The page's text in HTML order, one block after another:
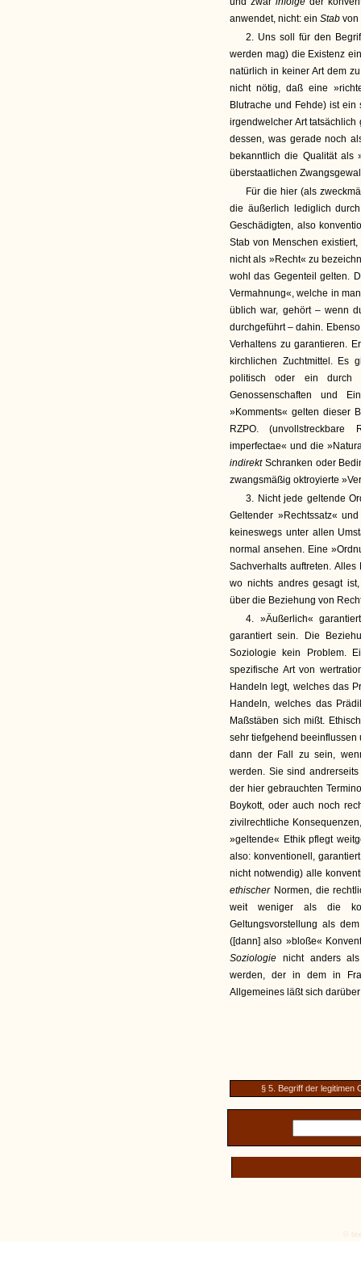
anwendet, nicht: ein Stab von
2. Uns soll für den
werden mag) die Existenz
natürlich in keiner Art dem
nicht nötig, daß eine
Blutrache und Fehde) ist
irgendwelcher Art
dessen, was gerade noch
bekanntlich die Qualität als
überstaatlichen
Für die hier (als
die äußerlich lediglich
Geschädigten, also
Stab von Menschen
nicht als »Recht« zu
wohl das Gegenteil gelten.
Vermahnung«, welche in
üblich war, gehört – wenn
durchgeführt – dahin.
Verhaltens zu garantieren.
kirchlichen Zuchtmittel. Es
politisch oder ein durch
Genossenschaften und
»Komments« gelten dieser
RZPO.
imperfectae« und die
indirekt Schranken oder
zwangsmäßig oktroyierte
3. Nicht jede geltende
Geltender »Rechtssatz«
keineswegs unter allen
normal ansehen. Eine
Sachverhalts auftreten.
wo nichts andres gesagt
über die Beziehung von
4. »Äußerlich«
garantiert sein. Die
Soziologie kein Problem.
spezifische Art von
Handeln legt, welches das
Handeln, welches das
Maßstäben sich mißt.
sehr tiefgehend beeinflussen
dann der Fall zu sein,
werden. Sie sind
der hier gebrauchten
Boykott, oder auch noch
zivilrechtliche
»geltende« Ethik pflegt
also: konventionell,
nicht notwendig) alle
ethischer Normen, die
weit weniger als die
Geltungsvorstellung als
([dann] also »bloße«
Soziologie nicht anders
werden, der in dem in
Allgemeines läßt sich
§ 5. Begriff der legitimen